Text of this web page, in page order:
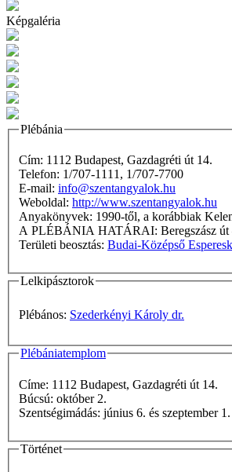
Képgaléria
Plébánia
Cím: 1112 Budapest, Gazdagréti út 14.
Telefon: 1/707-1111, 1/707-7700
E-mail: info@szentangyalok.hu
Weboldal: http://www.szentangyalok.hu
Anyakönyvek: 1990-től, a korábbiak
A PLÉBÁNIA
Területi beosztás: Budai-Középső
Lelkipásztorok
Plébános: Szederkényi Károly dr.
Plébániatemplom
Címe: 1112 Budapest, Gazdagréti út 14.
Búcsú: október 2.
Szentségimádás: június 6. és szeptember 1.
Történet